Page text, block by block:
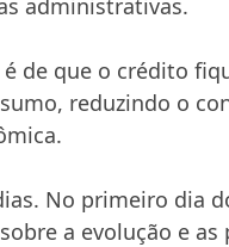
administrativas.
de que o crédito
reduzindo o
No primeiro dia
a evolução e as